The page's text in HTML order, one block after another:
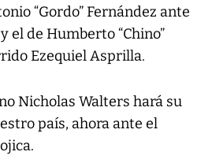
“Gordo” Fernández ante
el de Humberto “Chino”
Ezequiel Asprilla.
Nicholas Walters hará su
país, ahora ante el